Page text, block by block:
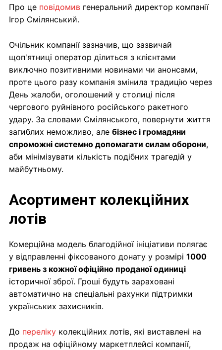
Про це повідомив генеральний директор компанії
Ігор Смілянський.
Очільник компанії зазначив, що зазвичай
щоп'ятниці оператор ділиться з клієнтами
виключно позитивними новинами чи анонсами,
проте цього разу компанія змінила традицію через
День жалоби, оголошений у столиці після
чергового руйнівного російського ракетного
удару. За словами Смілянського, повернути життя
загиблих неможливо, але бізнес і громадяни
спроможні системно допомагати силам оборони,
аби мінімізувати кількість подібних трагедій у
майбутньому.
Асортимент колекційних
лотів
Комерційна модель благодійної ініціативи полягає
у відправленні фіксованого донату у розмірі 1000
гривень з кожної офіційно проданої одиниці
історичної зброї. Гроші будуть зараховані
автоматично на спеціальні рахунки підтримки
українських захисників.
До переліку колекційних лотів, які виставлені на
продаж на офіційному маркетплейсі компанії,